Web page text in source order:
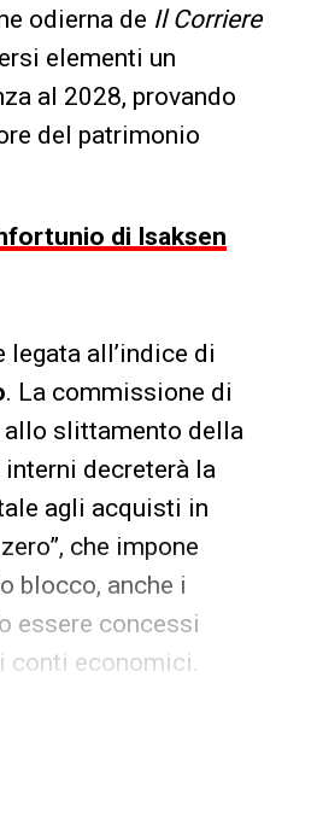
odierna de Il Corriere
elementi un
al 2028, provando
del patrimonio
di Isaksen
all’indice di
. La commissione di
allo slittamento della
decreterà la
agli acquisti in
che impone
blocco, anche i
essere concessi
conti economici.
la rigida soglia